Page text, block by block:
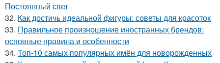
Постоянный свет
32. Как достичь идеальной фигуры: советы для красоток
33. Правильное произношение иностранных брендов:
основные правила и особенности
34. Топ-10 самых популярных имён для новорожденных